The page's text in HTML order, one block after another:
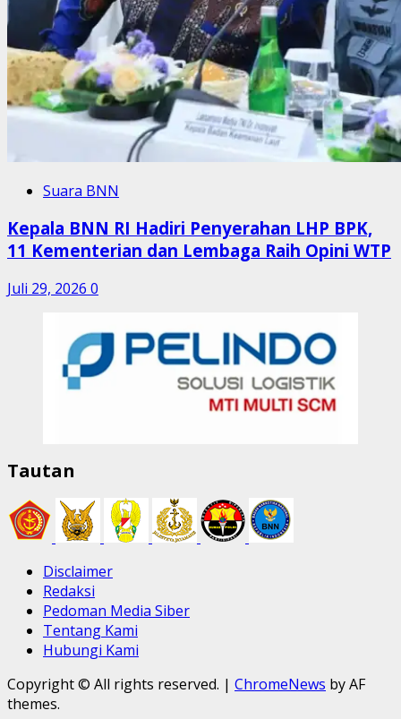
Suara BNN
Kepala BNN RI Hadiri Penyerahan LHP BPK,
11 Kementerian dan Lembaga Raih Opini WTP
Juli 29, 2026 0
Tautan
Disclaimer
Redaksi
Pedoman Media Siber
Tentang Kami
Hubungi Kami
Copyright © All rights reserved. | ChromeNews by AF
themes.